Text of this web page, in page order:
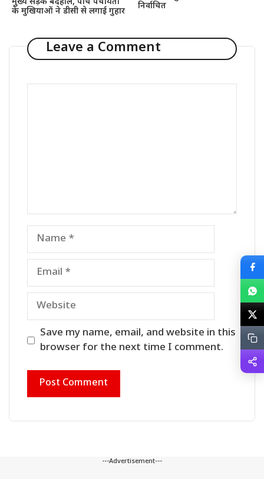
के मुखियाओं ने डीसी से लगाई गुहार
निर्वाचित
Leave a Comment
Name
Email
Website
Save my name, email, and website in this
browser for the next time I comment.
---Advertisement---